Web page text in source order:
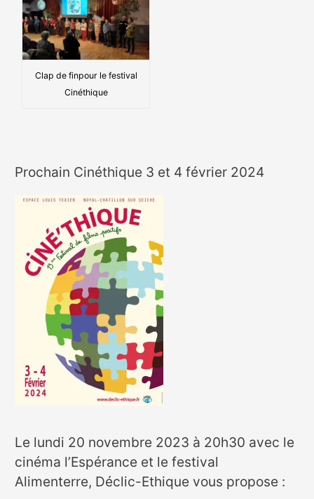
Clap de finpour le festival
Cinéthique
Prochain Cinéthique 3 et 4 février 2024
Le lundi 20 novembre 2023 à 20h30 avec le
cinéma l’Espérance et le festival
Alimenterre, Déclic-Ethique vous propose :